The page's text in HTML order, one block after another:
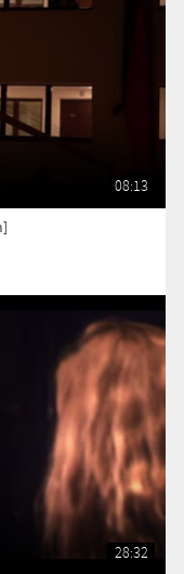
08:13
28:32